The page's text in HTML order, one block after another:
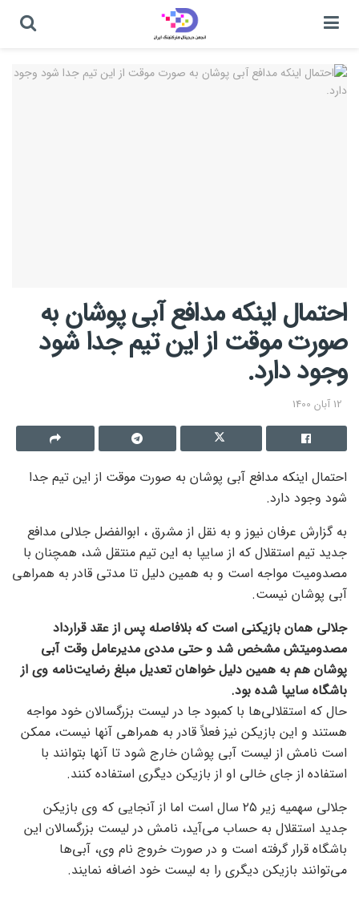
احتمال اینکه مدافع آبی پوشان به
صورت موقت از این تیم جدا شود
وجود دارد.
12 آبان 1400
احتمال اینکه مدافع آبی پوشان به صورت موقت از این تیم جدا
شود وجود دارد.
به گزارش عرفان نیوز و به نقل از مشرق ، ابوالفضل جلالی مدافع
جدید تیم استقلال که از سایپا به این تیم منتقل شد، همچنان با
مصدومیت مواجه است و به همین دلیل تا مدتی قادر به همراهی
آبی پوشان نیست.
جلالی همان بازیکنی است که بلافاصله پس از عقد قرارداد
مصدومیتش مشخص شد و حتی مددی مدیرعامل وقت آبی
پوشان هم به همین دلیل خواهان تعدیل مبلغ رضایت‌نامه وی از
باشگاه سایپا شده بود.
حال که استقلالی‌ها با کمبود جا در لیست بزرگسالان خود مواجه
هستند و این بازیکن نیز فعلاً قادر به همراهی آنها نیست، ممکن
است نامش از لیست آبی پوشان خارج شود تا آنها بتوانند با
استفاده از جای خالی او از بازیکن دیگری استفاده کنند.
جلالی سهمیه زیر ۲۵ سال است اما از آنجایی که وی بازیکن
جدید استقلال به حساب می‌آید، نامش در لیست بزرگسالان این
باشگاه قرار گرفته است و در صورت خروج نام وی، آبی‌ها
می‌توانند بازیکن دیگری را به لیست خود اضافه نمایند.